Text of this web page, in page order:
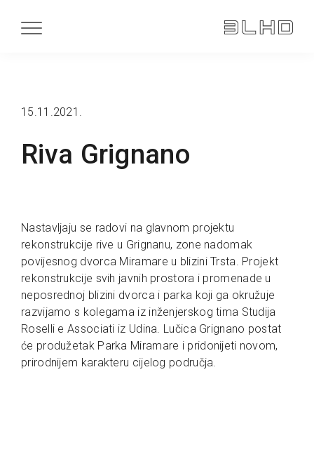
Riva Grignano
15.11.2021.
Nastavljaju se radovi na glavnom projektu
rekonstrukcije rive u Grignanu, zone nadomak
povijesnog dvorca Miramare u blizini Trsta. Projekt
rekonstrukcije svih javnih prostora i promenade u
neposrednoj blizini dvorca i parka koji ga okružuje
razvijamo s kolegama iz inženjerskog tima Studija
Roselli e Associati iz Udina. Lučica Grignano postat
će produžetak Parka Miramare i pridonijeti novom,
prirodnijem karakteru cijelog područja.